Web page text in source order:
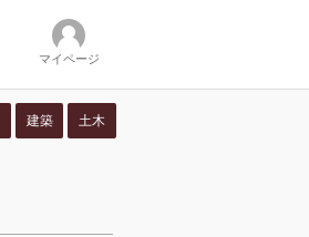
マイページ
建築 土木